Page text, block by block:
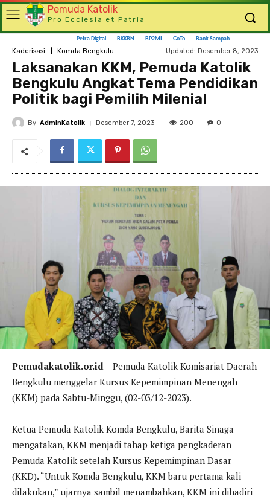
Pemuda Katolik
Pro Ecclesia et Patria
Petra Digital BKKBN BP2MI GoTo Bank Sampah
Kaderisasi Komda Bengkulu Updated: Desember 8, 2023
Laksanakan KKM, Pemuda Katolik
Bengkulu Angkat Tema Pendidikan
Politik bagi Pemilih Milenial
By AdminKatolik Desember 7, 2023 200 0
Pemudakatolik.or.id – Pemuda Katolik Komisariat Daerah
Bengkulu menggelar Kursus Kepemimpinan Menengah
(KKM) pada Sabtu-Minggu, (02-03/12-2023).
Ketua Pemuda Katolik Komda Bengkulu, Barita Sinaga
mengatakan, KKM menjadi tahap ketiga pengkaderan
Pemuda Katolik setelah Kursus Kepemimpinan Dasar
(KKD). “Untuk Komda Bengkulu, KKM baru pertama kali
dilakukan,” ujarnya sambil menambahkan, KKM ini dihadiri